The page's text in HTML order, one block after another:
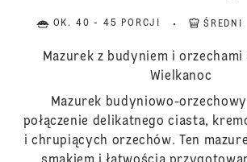
OK. 40 - 45 PORCJI ŚREDNI
Mazurek z budyniem i
Wielkanoc
Mazurek budyniowo-
połączenie delikatnego ciasta,
i chrupiących orzechów. Ten